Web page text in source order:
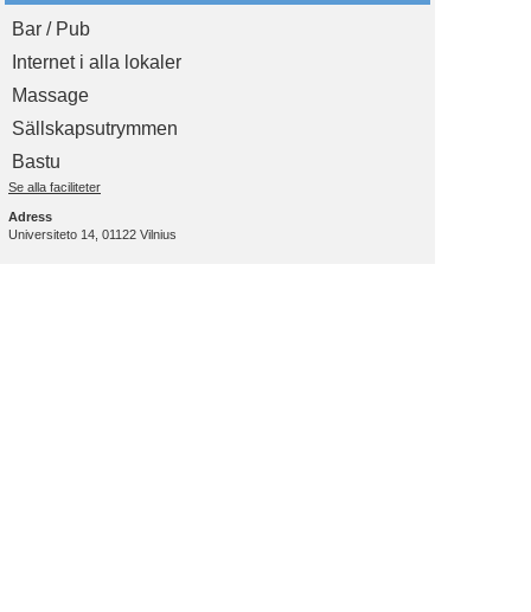
Bar / Pub
Internet i alla lokaler
Massage
Sällskapsutrymmen
Bastu
Se alla faciliteter
Adress
Universiteto 14, 01122 Vilnius